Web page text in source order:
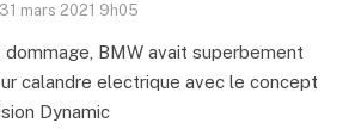
31 mars 2021 9h05
dommage, BMW avait superbement
calandre electrique avec le concept
Dynamic